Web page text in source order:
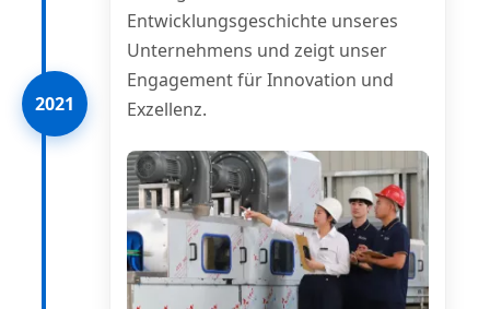
2021
Entwicklungsgeschichte unseres
Unternehmens und zeigt unser
Engagement für Innovation und
Exzellenz.